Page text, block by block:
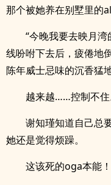
那个被她养在别墅里的
“今晚我要去映月
线吩咐下去后，疲倦地
陈年威士忌味的沉香猛
越来越……控制不住
谢知瑾知道自己总
她还是觉得烦躁。
这该死的oga本能！